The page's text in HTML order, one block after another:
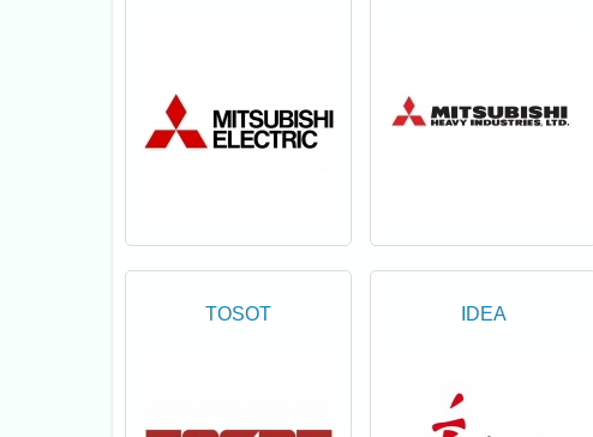
TOSOT IDEA